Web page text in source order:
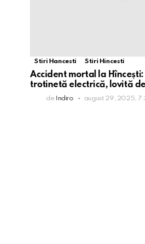
Stiri Hancesti Stiri Hincesti
Accident mortal la Hîncești:
trotinetă electrică, lovită
de Indiro august 29, 2025,